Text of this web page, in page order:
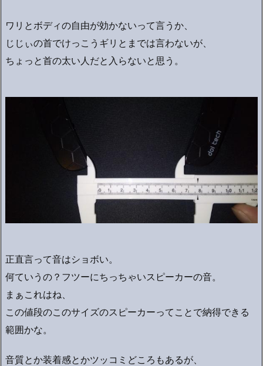
ワリとボディの自由が効かないって言うか、
じじぃの首でけっこうギリとまでは言わないが、
ちょっと首の太い人だと入らないと思う。
正直言って音はショボい。
何ていうの？フツーにちっちゃいスピーカーの音。
まぁこれはね、
この値段のこのサイズのスピーカーってことで納得できる
範囲かな。
音質とか装着感とかツッコミどころもあるが、